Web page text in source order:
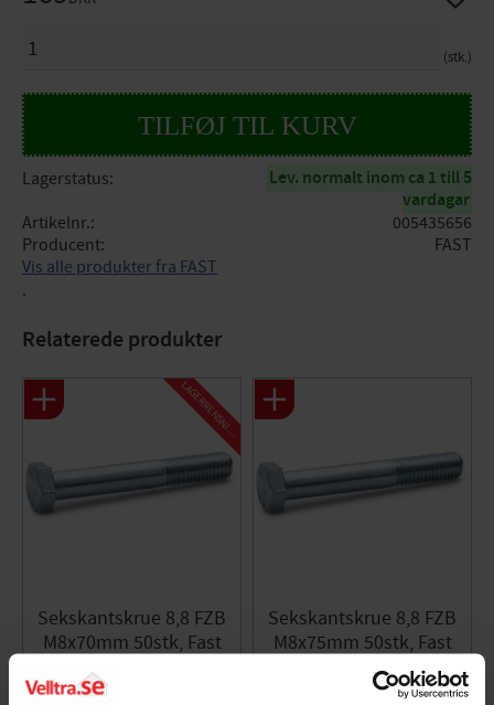
stk.
Lagerstatus
Lev. normalt inom ca 1 till 5
vardagar
Artikelnr.
005435656
Producent
FAST
Vis alle produkter fra FAST
.
Relaterede produkter
Sekskantskrue 8,8 FZB
M8x70mm 50stk, Fast
L
A
G
E
R
R
E
N
S
N
I
N
G
Sekskantskrue 8,8 FZB
M8x75mm 50stk, Fast
276062
005435654